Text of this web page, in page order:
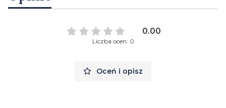
0.00
Liczba ocen: 0
Oceń i opisz